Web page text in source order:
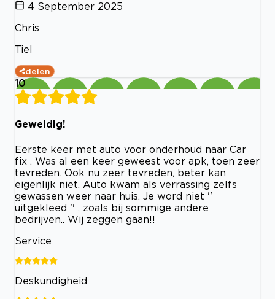
4 September 2025
Chris
Tiel
delen
10
Geweldig!
Eerste keer met auto voor onderhoud naar Car
fix . Was al een keer geweest voor apk, toen zeer
tevreden. Ook nu zeer tevreden, beter kan
eigenlijk niet. Auto kwam als verrassing zelfs
gewassen weer naar huis. Je word niet ''
uitgekleed '' , zoals bij sommige andere
bedrijven.. Wij zeggen gaan!!
Service
Deskundigheid